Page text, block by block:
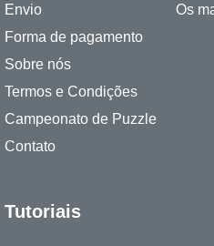
Envio
Forma de pagamento
Sobre nós
Termos e Condições
Campeonato de Puzzle
Contato
Os
Tutoriais